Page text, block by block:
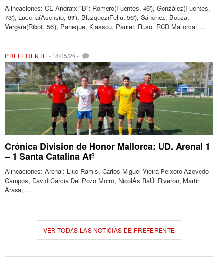
Alineaciones: CE Andratx "B": Romero(Fuentes, 46'), González(Fuentes,
73'), Lucena(Asensio, 69'), Blazquez(Feliu, 56'), Sánchez, Bouza,
Vergara(Ribot, 56'), Paneque, Kiassou, Pamer, Ruso. RCD Mallorca: ...
PREFERENTE - 18/05/26 -
Crónica Division de Honor Mallorca: UD. Arenal 1
– 1 Santa Catalina Atº
Alineaciones: Arenal: Lluc Ramis, Carlos Miguel Vieira Peixoto Azevedo
Campos, David Garcia Del Pozo Morro, NicolÁs RaÚl Riveron, Martin
Arasa, ...
VER TODAS LAS NOTICIAS DE PREFERENTE